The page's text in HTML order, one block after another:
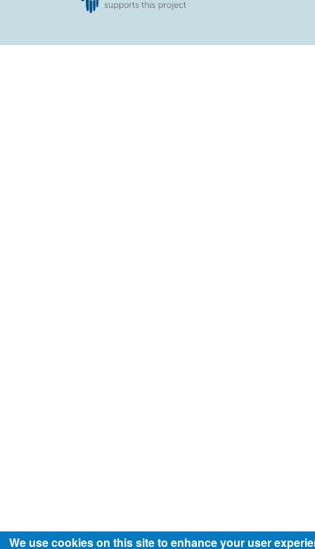
We use cookies on this site to enhance your user